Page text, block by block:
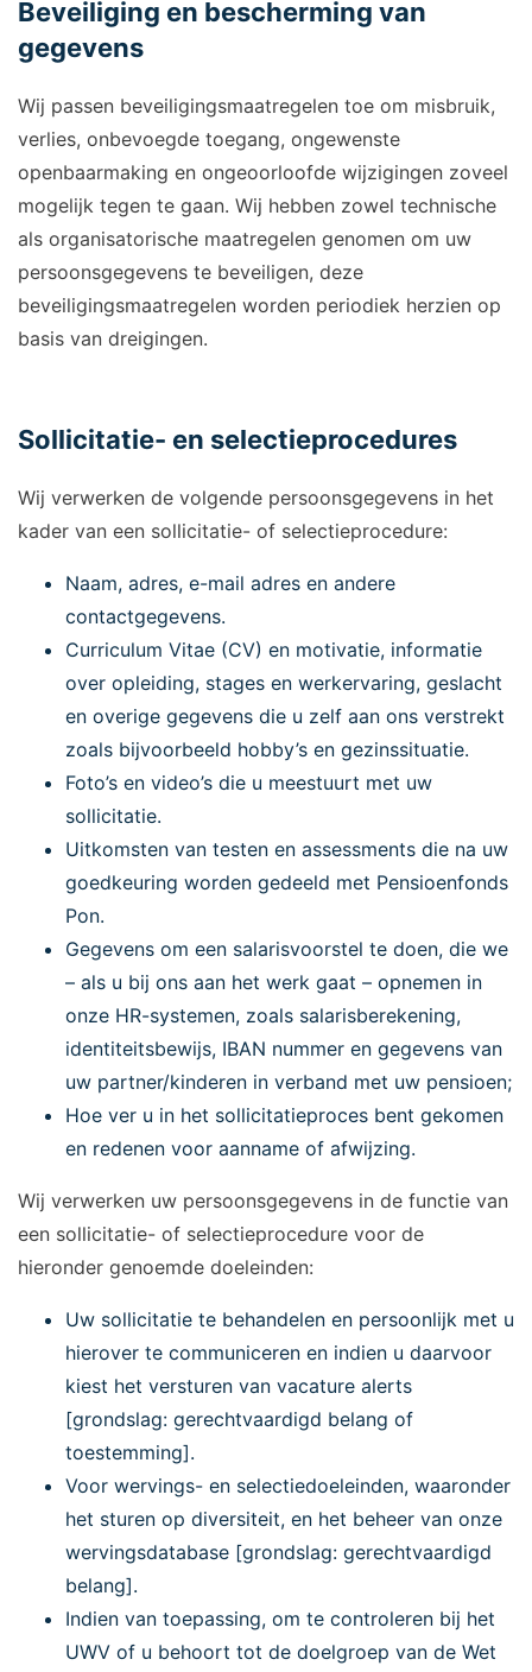
Beveiliging en bescherming van
gegevens
Wij passen beveiligingsmaatregelen toe om misbruik,
verlies, onbevoegde toegang, ongewenste
openbaarmaking en ongeoorloofde wijzigingen zoveel
mogelijk tegen te gaan. Wij hebben zowel technische
als organisatorische maatregelen genomen om uw
persoonsgegevens te beveiligen, deze
beveiligingsmaatregelen worden periodiek herzien op
basis van dreigingen.
Sollicitatie- en selectieprocedures
Wij verwerken de volgende persoonsgegevens in het
kader van een sollicitatie- of selectieprocedure:
Naam, adres, e-mail adres en andere
contactgegevens.
Curriculum Vitae (CV) en motivatie, informatie
over opleiding, stages en werkervaring, geslacht
en overige gegevens die u zelf aan ons verstrekt
zoals bijvoorbeeld hobby’s en gezinssituatie.
Foto’s en video’s die u meestuurt met uw
sollicitatie.
Uitkomsten van testen en assessments die na uw
goedkeuring worden gedeeld met Pensioenfonds
Pon.
Gegevens om een salarisvoorstel te doen, die we
– als u bij ons aan het werk gaat – opnemen in
onze HR-systemen, zoals salarisberekening,
identiteitsbewijs, IBAN nummer en gegevens van
uw partner/kinderen in verband met uw pensioen;
Hoe ver u in het sollicitatieproces bent gekomen
en redenen voor aanname of afwijzing.
Wij verwerken uw persoonsgegevens in de functie van
een sollicitatie- of selectieprocedure voor de
hieronder genoemde doeleinden:
Uw sollicitatie te behandelen en persoonlijk met u
hierover te communiceren en indien u daarvoor
kiest het versturen van vacature alerts
[grondslag: gerechtvaardigd belang of
toestemming].
Voor wervings- en selectiedoeleinden, waaronder
het sturen op diversiteit, en het beheer van onze
wervingsdatabase [grondslag: gerechtvaardigd
belang].
Indien van toepassing, om te controleren bij het
UWV of u behoort tot de doelgroep van de Wet